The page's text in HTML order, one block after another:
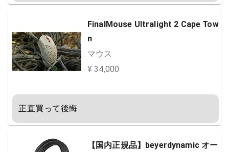
FinalMouse Ultralight 2 Cape Tow
n
マウス
¥ 34,000
正直買って後悔
【国内正規品】beyerdynamic オー